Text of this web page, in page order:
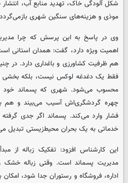
شکل آلودگی خاک، تهدید منابع آب، انتشار
موذی و هزینه‌های سنگین شهری
وی در پاسخ به این پرسش که چرا
اهمیت ویژه دارد، گفت: همدان استانی
هم ظرفیت کشاورزی و باغداری دارد. در
فقط یک دغدغه لوکس نیست، بلکه بخشی
محسوب می‌شود. شهری که پسماند خود
چهره گردشگری‌اش آسیب می‌بیند و هم
فشار وارد می‌کند. پسماند اگر جدی گرفته
خدماتی به یک بحران محیط‌زیستی تبدیل
این کارشناس افزود: تفکیک زباله از
مدیریت پسماند است. وقتی زباله خشک
اداره، فروشگاه و رستوران جدا شود،